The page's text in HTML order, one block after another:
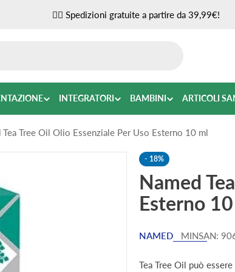
✌🏼 Spedizioni gratuite a partire da 39,99€!
INTEGRATORI BAMBINI ARTICOLI
Tea Tree Oil Olio Essenziale Per Uso Esterno 10 ml
- 18%
Named
Esterno
NAMED MINSAN:
Tea Tree Oil può